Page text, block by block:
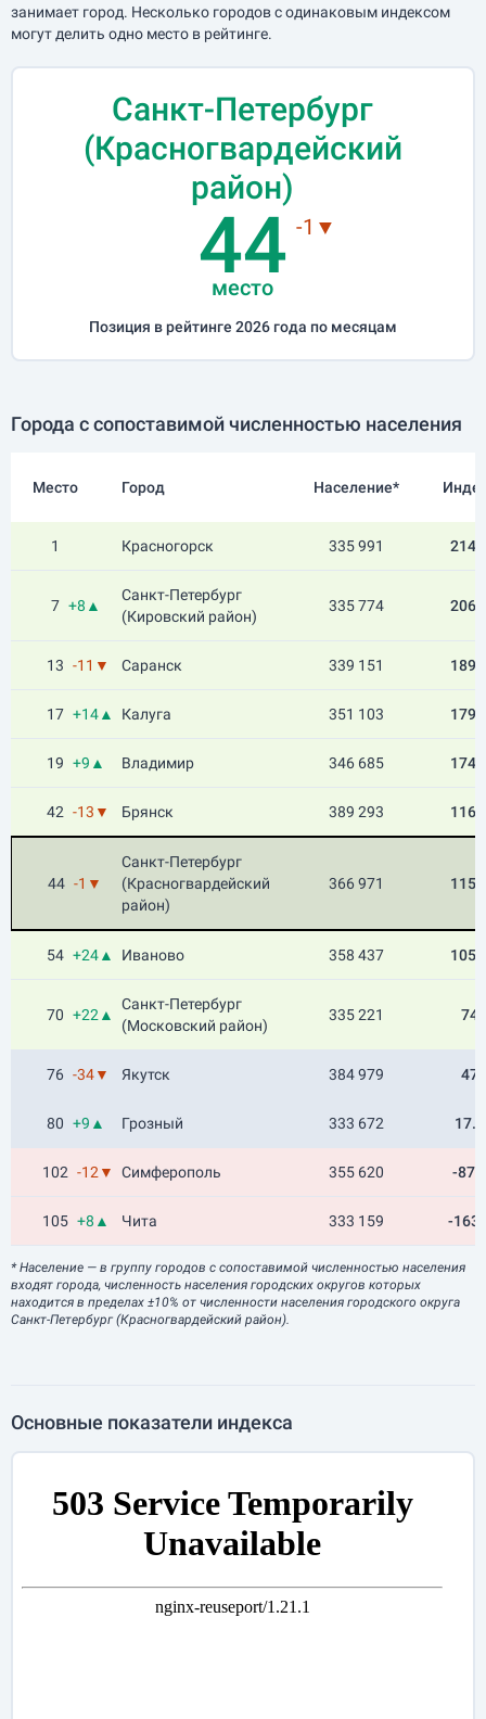
занимает город. Несколько городов с одинаковым индексом
могут делить одно место в рейтинге.
Санкт-Петербург
(Красногвардейский
район)
44
место
-1▼
Позиция в рейтинге 2026 года по месяцам
Города с сопоставимой численностью населения
Место Город Население*
1 Красногорск 335 991
7 +8▲
Санкт-Петербург
(Кировский район)
335 774
13 -11▼ Саранск 339 151
17 +14▲ Калуга 351 103
19 +9▲ Владимир 346 685
42 -13▼ Брянск 389 293
44 -1▼
Санкт-Петербург
(Красногвардейский
район)
366 971
54 +24▲ Иваново 358 437
70 +22▲
Санкт-Петербург
(Московский район)
335 221 74
76 -34▼ Якутск 384 979 47
80 +9▲ Грозный 333 672 17.5
102 -12▼ Симферополь 355 620 -
105 +8▲ Чита 333 159 -
* Население — в группу городов с сопоставимой численностью населения
входят города, численность населения городских округов которых
находится в пределах ±10% от численности населения городского округа
Санкт-Петербург (Красногвардейский район).
Основные показатели индекса